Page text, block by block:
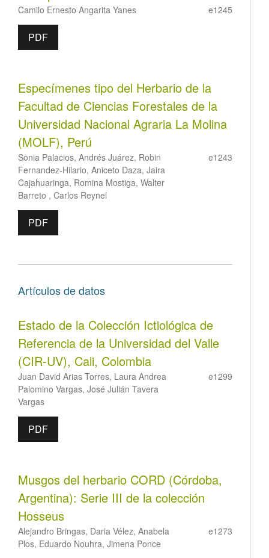
Camilo Ernesto Angarita Yanes e1245
PDF
Especímenes tipo del Herbario de la
Facultad de Ciencias Forestales de la
Universidad Nacional Agraria La Molina
(MOLF), Perú
Sonia Palacios, Andrés Juárez, Robin
Fernandez-Hilario, Aniceto Daza, Jaira
Cajahuaringa, Romina Mostiga, Walter
Barreto , Carlos Reynel
e1243
PDF
Artículos de datos
Estado de la Colección Ictiológica de
Referencia de la Universidad del Valle
(CIR-UV), Cali, Colombia
Juan David Arias Torres, Laura Andrea
Palomino Vargas, José Julián Tavera
Vargas
e1299
PDF
Musgos del herbario CORD (Córdoba,
Argentina): Serie III de la colección
Hosseus
Alejandro Bringas, Daria Vélez, Anabela
Plos, Eduardo Nouhra, Jimena Ponce
e1273